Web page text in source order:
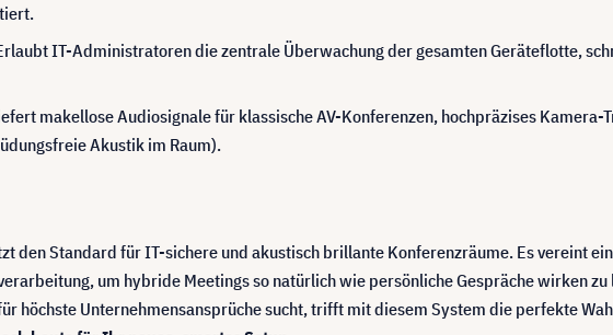
IT-Administratoren die zentrale Überwachung der gesamten Geräteflotte,
makellose Audiosignale für klassische AV-Konferenzen, hochpräzises
Akustik im Raum).
den Standard für IT-sichere und akustisch brillante Konferenzräume. Es vereint
um hybride Meetings so natürlich wie persönliche Gespräche wirken
höchste Unternehmensansprüche sucht, trifft mit diesem System die perfekte